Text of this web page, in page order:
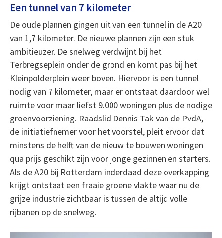
Een tunnel van 7 kilometer
De oude plannen gingen uit van een tunnel in de A20
van 1,7 kilometer. De nieuwe plannen zijn een stuk
ambitieuzer. De snelweg verdwijnt bij het
Terbregseplein onder de grond en komt pas bij het
Kleinpolderplein weer boven. Hiervoor is een tunnel
nodig van 7 kilometer, maar er ontstaat daardoor wel
ruimte voor maar liefst 9.000 woningen plus de nodige
groenvoorziening. Raadslid Dennis Tak van de PvdA,
de initiatiefnemer voor het voorstel, pleit ervoor dat
minstens de helft van de nieuw te bouwen woningen
qua prijs geschikt zijn voor jonge gezinnen en starters.
Als de A20 bij Rotterdam inderdaad deze overkapping
krijgt ontstaat een fraaie groene vlakte waar nu de
grijze industrie zichtbaar is tussen de altijd volle
rijbanen op de snelweg.